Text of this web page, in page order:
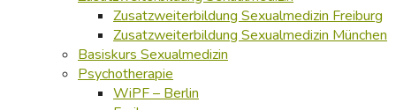
Zusatzweiterbildung Sexualmedizin Freiburg
Zusatzweiterbildung Sexualmedizin München
Basiskurs Sexualmedizin
Psychotherapie
WiPF – Berlin